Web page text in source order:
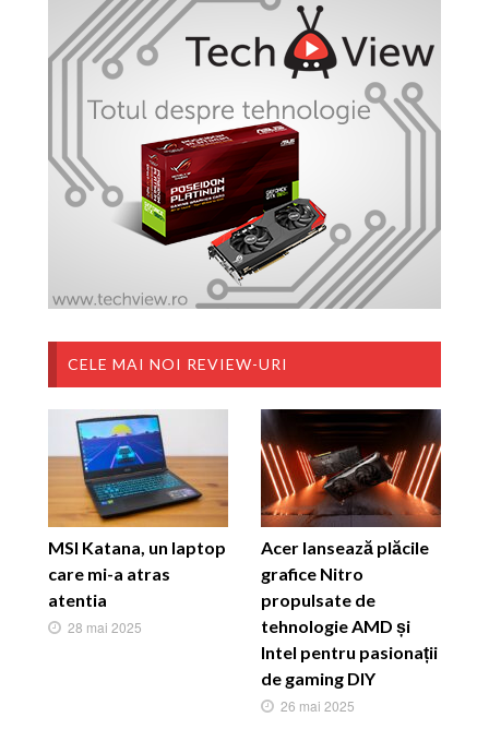
CELE MAI NOI REVIEW-URI
MSI Katana, un laptop
care mi-a atras
atentia
28 mai 2025
Acer lansează plăcile
grafice Nitro
propulsate de
tehnologie AMD și
Intel pentru pasionații
de gaming DIY
26 mai 2025